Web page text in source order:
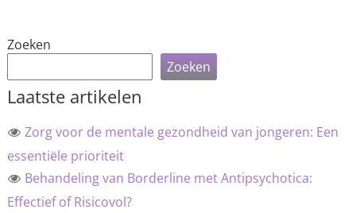
Zoeken
Zoeken
Laatste artikelen
Zorg voor de mentale gezondheid van jongeren: Een
essentiële prioriteit
Behandeling van Borderline met Antipsychotica:
Effectief of Risicovol?